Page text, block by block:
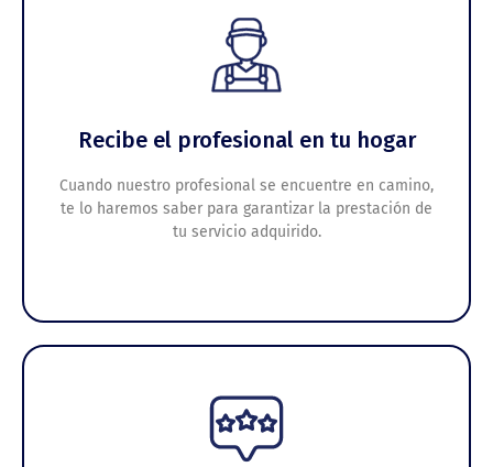
Recibe el profesional en tu hogar
Cuando nuestro profesional se encuentre en camino,
te lo haremos saber para garantizar la prestación de
tu servicio adquirido.